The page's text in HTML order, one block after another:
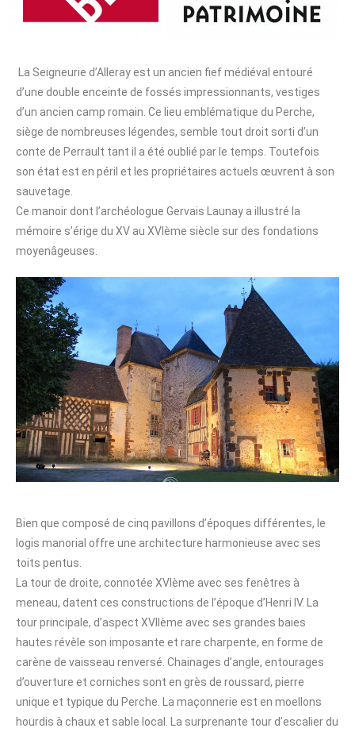
La Seigneurie d’Alleray est un ancien fief médiéval entouré
d’une double enceinte de fossés impressionnants, vestiges
d’un ancien camp romain. Ce lieu emblématique du Perche,
siège de nombreuses légendes, semble tout droit sorti d’un
conte de Perrault tant il a été oublié par le temps. Toutefois
son état est en péril et les propriétaires actuels œuvrent à son
sauvetage.
Ce manoir dont l’archéologue Gervais Launay a illustré la
mémoire s’érige du XV au XVIème siècle sur des fondations
moyenâgeuses.
Bien que composé de cinq pavillons d’époques différentes, le
logis manorial offre une architecture harmonieuse avec ses
toits pentus.
La tour de droite, connotée XVIème avec ses fenêtres à
meneau, datent ces constructions de l’époque d’Henri IV. La
tour principale, d’aspect XVIIème avec ses grandes baies
hautes révèle son imposante et rare charpente, en forme de
carène de vaisseau renversé. Chainages d’angle, entourages
d’ouverture et corniches sont en grès de roussard, pierre
unique et typique du Perche. La maçonnerie est en moellons
hourdis à chaux et sable local. La surprenante tour d’escalier du